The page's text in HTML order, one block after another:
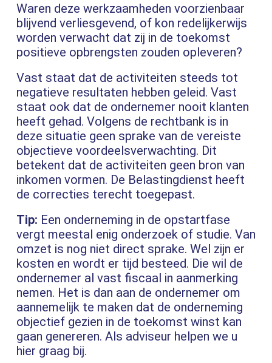
Waren deze werkzaamheden voorzienbaar
blijvend verliesgevend, of kon redelijkerwijs
worden verwacht dat zij in de toekomst
positieve opbrengsten zouden opleveren?
Vast staat dat de activiteiten steeds tot
negatieve resultaten hebben geleid. Vast
staat ook dat de ondernemer nooit klanten
heeft gehad. Volgens de rechtbank is in
deze situatie geen sprake van de vereiste
objectieve voordeelsverwachting. Dit
betekent dat de activiteiten geen bron van
inkomen vormen. De Belastingdienst heeft
de correcties terecht toegepast.
Tip: Een onderneming in de opstartfase
vergt meestal enig onderzoek of studie. Van
omzet is nog niet direct sprake. Wel zijn er
kosten en wordt er tijd besteed. Die wil de
ondernemer al vast fiscaal in aanmerking
nemen. Het is dan aan de ondernemer om
aannemelijk te maken dat de onderneming
objectief gezien in de toekomst winst kan
gaan genereren. Als adviseur helpen we u
hier graag bij.